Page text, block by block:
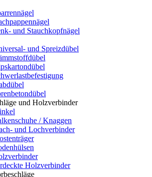
und Stauchkopfnägel
und Spreizdübel
und Holzverbinder
/ Knaggen
und Lochverbinder
Holzverbinder